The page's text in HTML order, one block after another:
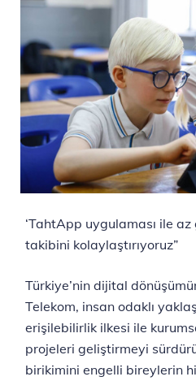
‘TahtApp uygulaması ile
takibini kolaylaştırıyoruz”
Türkiye’nin dijital
Telekom, insan odaklı
erişilebilirlik ilkesi ile
projeleri ‎geliştirmeyi
birikimini engelli bireylerin